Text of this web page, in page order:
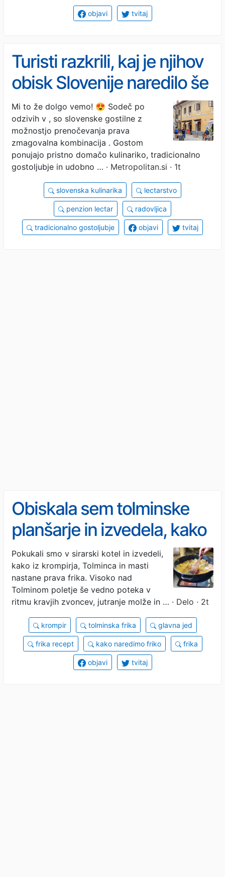
objavi tvitaj
Turisti razkrili, kaj je njihov
obisk Slovenije naredilo še
bolj popoln: to je bila za
nas pika na i!
Mi to že dolgo vemo! 😍 Sodeč po
odzivih v , so slovenske gostilne z
možnostjo prenočevanja prava
zmagovalna kombinacija . Gostom
ponujajo pristno domačo kulinariko, tradicionalno
gostoljubje in udobno … · Metropolitan.si · 1t
slovenska kulinarika lectarstvo
penzion lectar radovljica
tradicionalno gostoljubje objavi tvitaj
Obiskala sem tolminske
planšarje in izvedela, kako
pripravijo pravo friko
Pokukali smo v sirarski kotel in izvedeli,
kako iz krompirja, Tolminca in masti
nastane prava frika. Visoko nad
Tolminom poletje še vedno poteka v
ritmu kravjih zvoncev, jutranje molže in … · Delo · 2t
krompir tolminska frika glavna jed
frika recept kako naredimo friko frika
objavi tvitaj